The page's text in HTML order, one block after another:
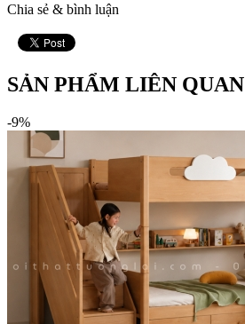
Chia sẻ & bình luận
SẢN PHẨM LIÊN QUAN
-9%